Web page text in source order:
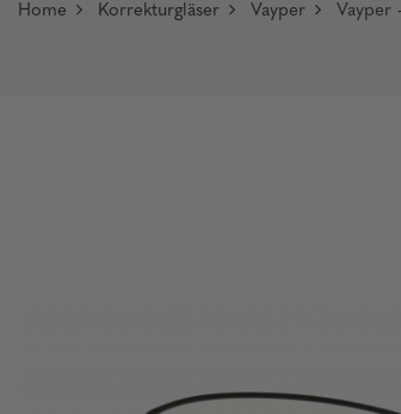
Home Korrekturgläser Vayper Vayper